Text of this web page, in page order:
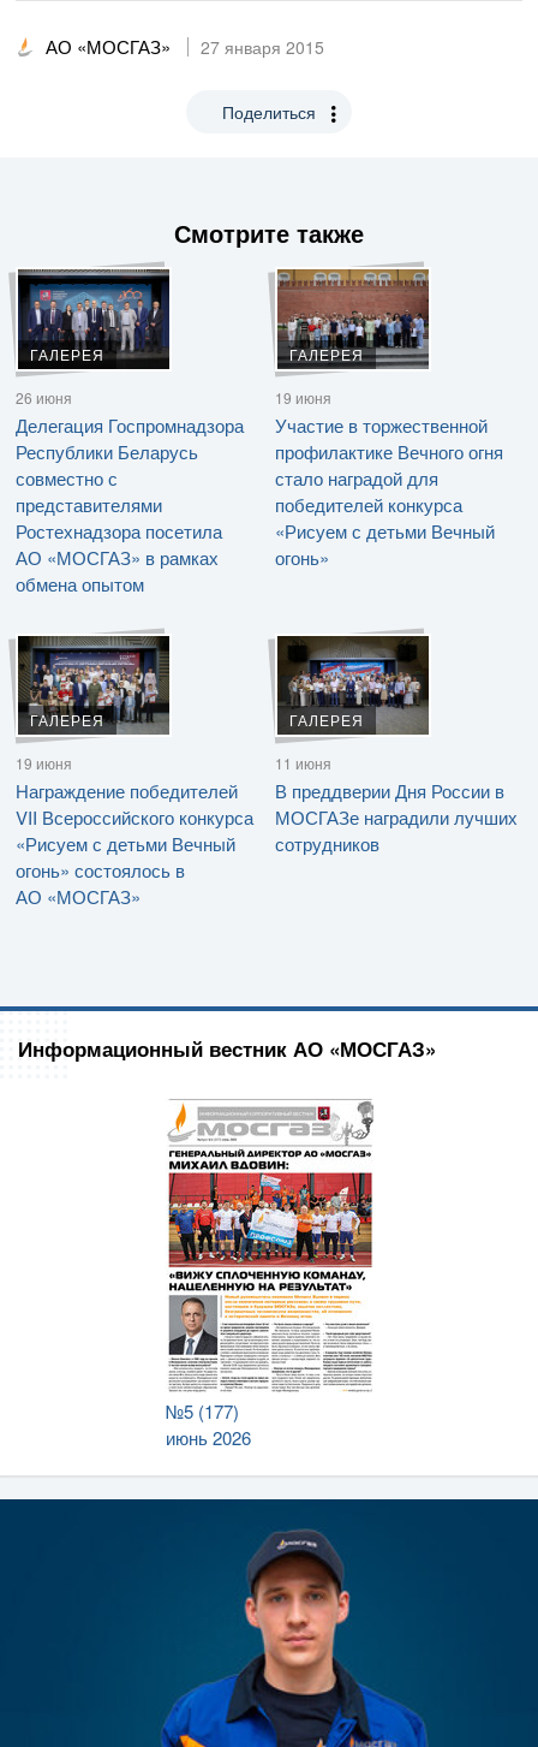
АО «МОСГАЗ» 27 января 2015
Поделиться
Смотрите также
ГАЛЕРЕЯ
26 июня
Делегация Госпромнадзора
Республики Беларусь
совместно с
представителями
Ростехнадзора посетила
АО «МОСГАЗ» в рамках
обмена опытом
ГАЛЕРЕЯ
19 июня
Участие в торжественной
профилактике Вечного огня
стало наградой для
победителей конкурса
«Рисуем с детьми Вечный
огонь»
ГАЛЕРЕЯ
19 июня
Награждение победителей
VII Всероссийского конкурса
«Рисуем с детьми Вечный
огонь» состоялось в
АО «МОСГАЗ»
ГАЛЕРЕЯ
11 июня
В преддверии Дня России в
МОСГАЗе наградили лучших
сотрудников
Информационный вестник АО «МОСГАЗ»
№5 (177)
июнь 2026